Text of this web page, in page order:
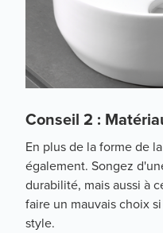
Conseil 2 :
En plus de la forme de
également. Songez
durabilité, mais aussi à
faire un mauvais choix
style.